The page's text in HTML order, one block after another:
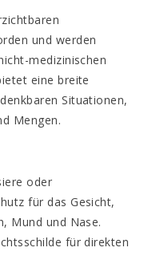
und werden
medizinischen
eine breite
Situationen,
Mengen.
oder
für das Gesicht,
Mund und Nase.
für direkten